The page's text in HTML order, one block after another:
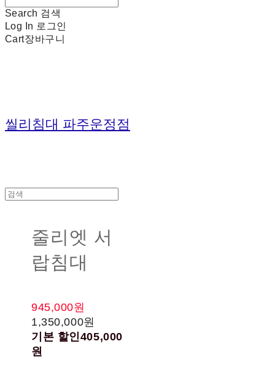
Search 검색
Log In 로그인
Cart장바구니
씰리침대 파주운정점
줄리엣 서
랍침대
945,000원
1,350,000원
기본 할인405,000
원